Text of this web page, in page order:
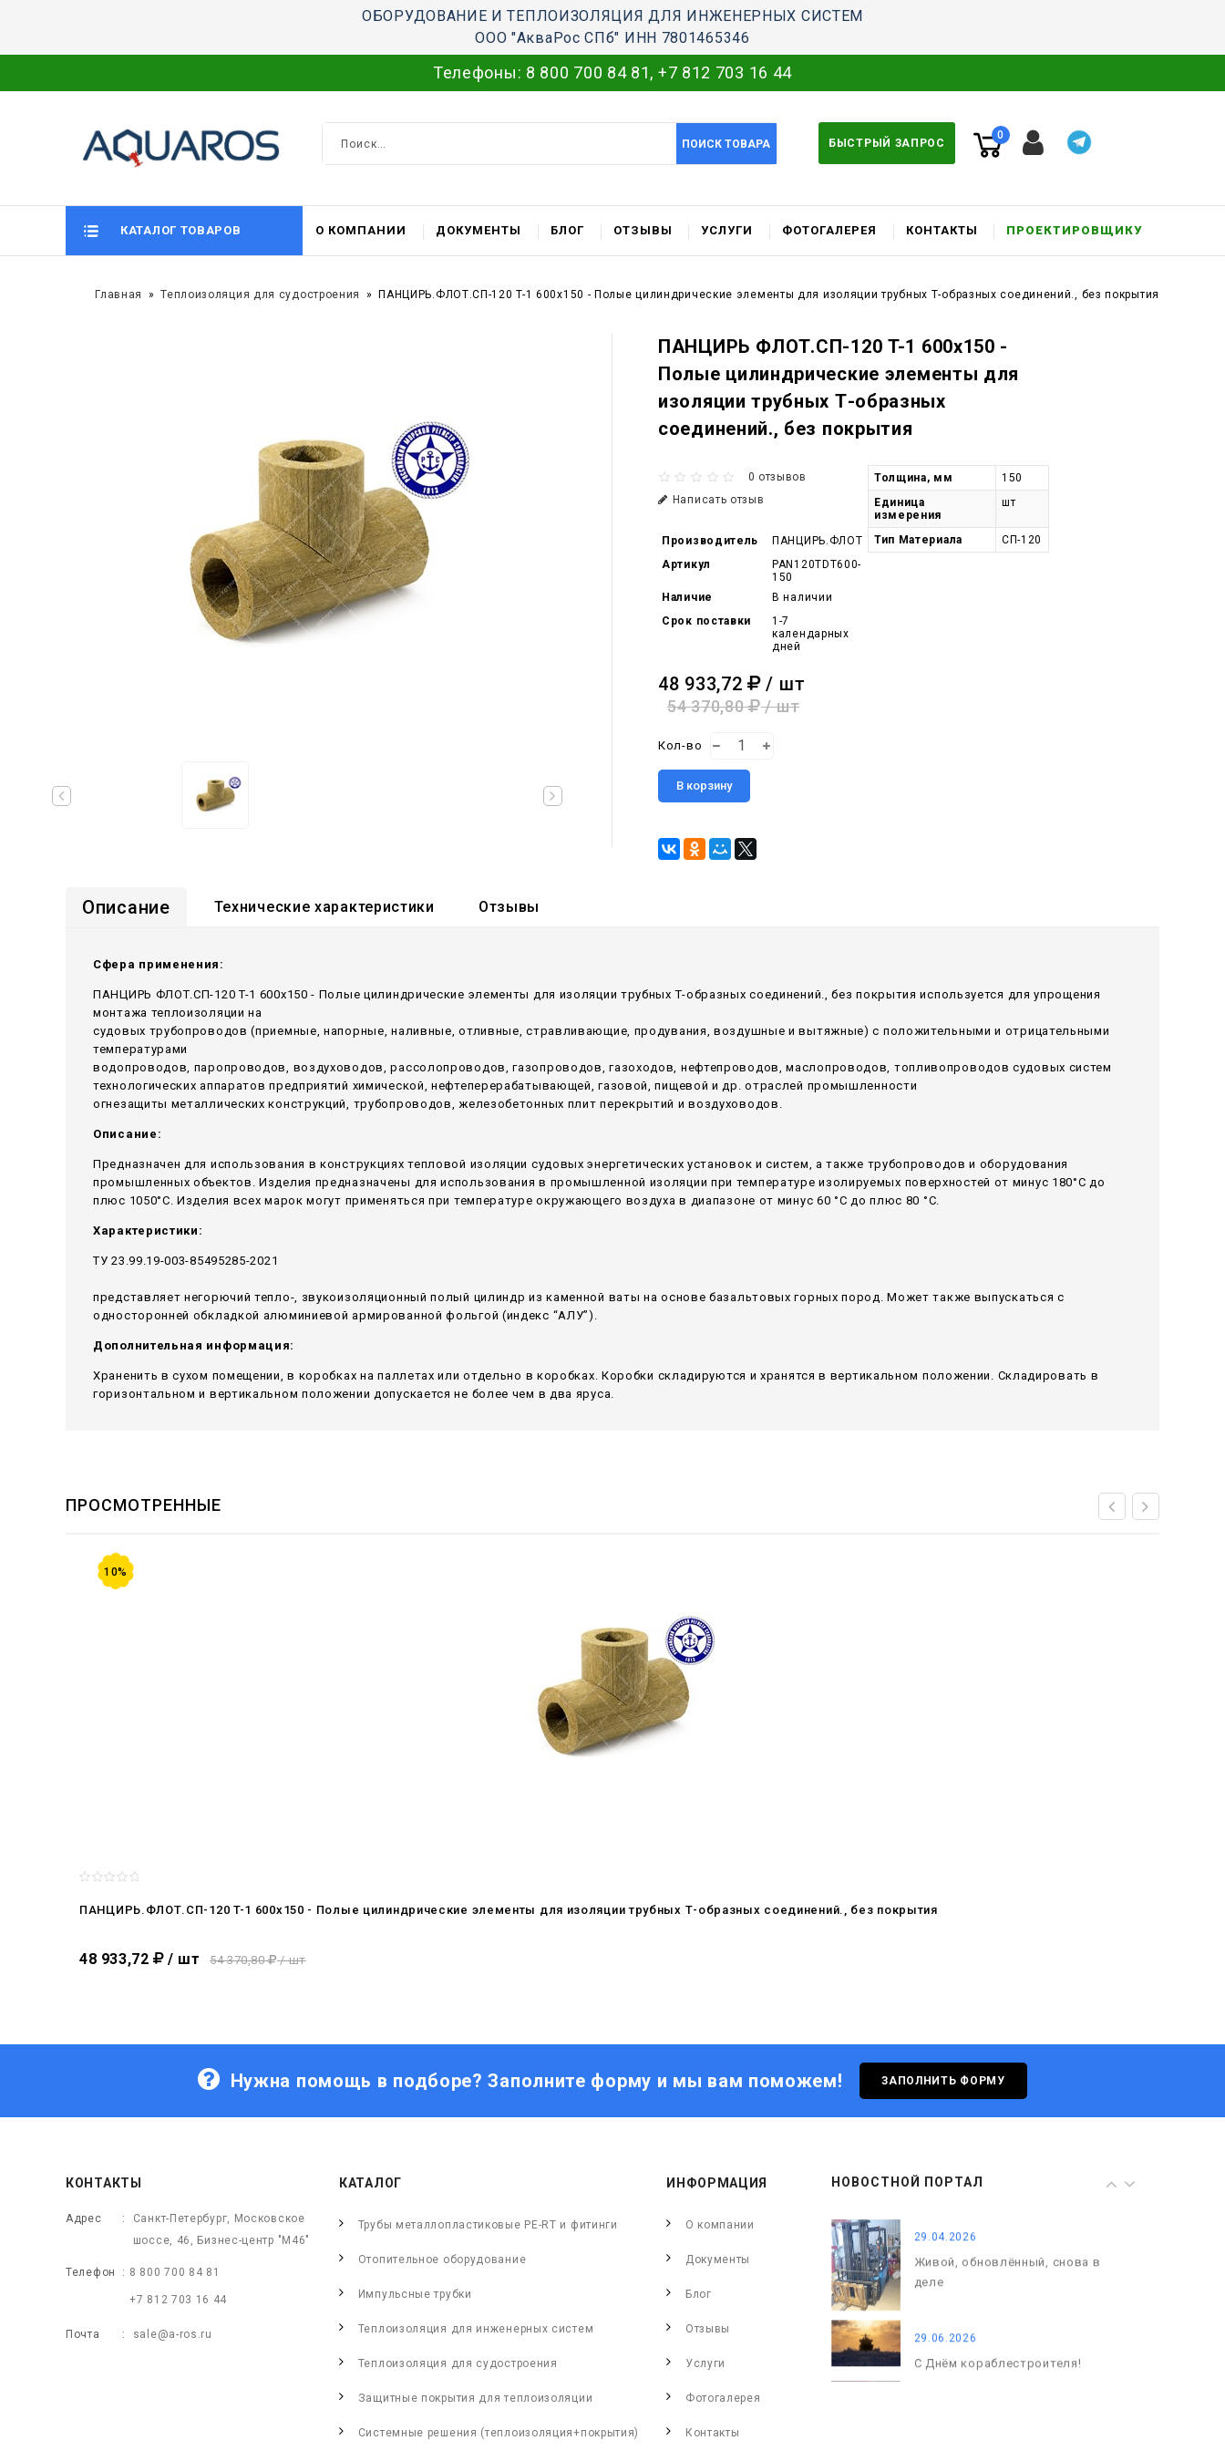
ОБОРУДОВАНИЕ И ТЕПЛОИЗОЛЯЦИЯ ДЛЯ ИНЖЕНЕРНЫХ СИСТЕМ
ООО "АкваРос СПб" ИНН 7801465346
Телефоны: 8 800 700 84 81, +7 812 703 16 44
ПОИСК ТОВАРА БЫСТРЫЙ ЗАПРОС
0
КАТАЛОГ ТОВАРОВ О КОМПАНИИ ДОКУМЕНТЫ БЛОГ ОТЗЫВЫ УСЛУГИ ФОТОГАЛЕРЕЯ КОНТАКТЫ ПРОЕКТИРОВЩИКУ
Главная Теплоизоляция для судостроения ПАНЦИРЬ.ФЛОТ.СП-120 T-1 600x150 - Полые цилиндрические элементы для изоляции трубных Т-образных соединений., без покрытия
ПАНЦИРЬ ФЛОТ.СП-120 T-1 600x150 -
Полые цилиндрические элементы для
изоляции трубных Т-образных
соединений., без покрытия
0 отзывов
Написать отзыв
Производитель
ПАНЦИРЬ.ФЛОТ
Артикул
PAN120TDT600-
150
Наличие
В наличии
Срок поставки
1-7
календарных
дней
48 933,72 / шт
54 370,80 / шт
Кол-во
В корзину
Толщина, мм
150
Единица
измерения
шт
Тип Материала СП-120
Описание Технические характеристики Отзывы
Сфера применения:
ПАНЦИРЬ ФЛОТ.СП-120 T-1 600x150 - Полые цилиндрические элементы для изоляции трубных Т-образных соединений., без покрытия используется для упрощения
монтажа теплоизоляции на
судовых трубопроводов (приемные, напорные, наливные, отливные, стравливающие, продувания, воздушные и вытяжные) с положительными и отрицательными
температурами
водопроводов, паропроводов, воздуховодов, рассолопроводов, газопроводов, газоходов, нефтепроводов, маслопроводов, топливопроводов судовых систем
технологических аппаратов предприятий химической, нефтеперерабатывающей, газовой, пищевой и др. отраслей промышленности
огнезащиты металлических конструкций, трубопроводов, железобетонных плит перекрытий и воздуховодов.
Описание:
Предназначен для использования в конструкциях тепловой изоляции судовых энергетических установок и систем, а также трубопроводов и оборудования
промышленных объектов. Изделия предназначены для использования в промышленной изоляции при температуре изолируемых поверхностей от минус 180°С до
плюс 1050°С. Изделия всех марок могут применяться при температуре окружающего воздуха в диапазоне от минус 60 °С до плюс 80 °С.
Характеристики:
ТУ 23.99.19-003-85495285-2021
представляет негорючий тепло-, звукоизоляционный полый цилиндр из каменной ваты на основе базальтовых горных пород. Может также выпускаться с
односторонней обкладкой алюминиевой армированной фольгой (индекс “АЛУ”).
Дополнительная информация:
Храненить в сухом помещении, в коробках на паллетах или отдельно в коробках. Коробки складируются и хранятся в вертикальном положении. Складировать в
горизонтальном и вертикальном положении допускается не более чем в два яруса.
ПРОСМОТРЕННЫЕ
10%
ПАНЦИРЬ.ФЛОТ.СП-120 T-1 600x150 - Полые цилиндрические элементы для изоляции трубных Т-образных соединений., без покрытия
48 933,72 / шт 54 370,80 / шт
Нужна помощь в подборе? Заполните форму и мы вам поможем! ЗАПОЛНИТЬ ФОРМУ
НОВОСТНОЙ ПОРТАЛ
08.05.2026
С Днём кораблестроителя!
С Днём Победы. Память, которая
29.04.2026
Живой, обновлённый, снова в
деле
29.06.2026
С Днём кораблестроителя!
КОНТАКТЫ
Адрес
Санкт-Петербург, Московское
шоссе, 46, Бизнес-центр "М46"
Телефон 8 800 700 84 81
+7 812 703 16 44
Почта sale@a-ros.ru
КАТАЛОГ
Трубы металлопластиковые PE-RT и фитинги
Отопительное оборудование
Импульсные трубки
Теплоизоляция для инженерных систем
Теплоизоляция для судостроения
Защитные покрытия для теплоизоляции
Системные решения (теплоизоляция+покрытия)
ИНФОРМАЦИЯ
О компании
Документы
Блог
Отзывы
Услуги
Фотогалерея
Контакты